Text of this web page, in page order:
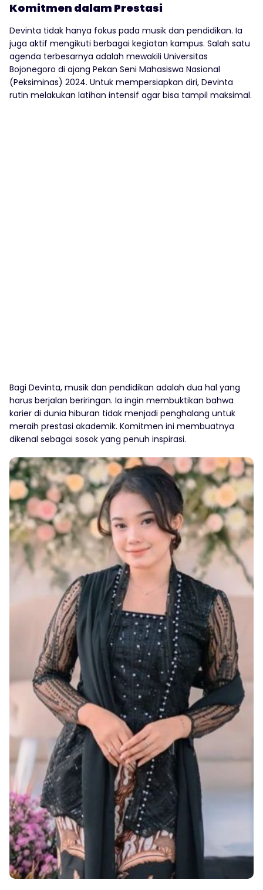
Komitmen dalam Prestasi
Devinta tidak hanya fokus pada musik dan pendidikan. Ia
juga aktif mengikuti berbagai kegiatan kampus. Salah satu
agenda terbesarnya adalah mewakili Universitas
Bojonegoro di ajang Pekan Seni Mahasiswa Nasional
(Peksiminas) 2024. Untuk mempersiapkan diri, Devinta
rutin melakukan latihan intensif agar bisa tampil maksimal.
Bagi Devinta, musik dan pendidikan adalah dua hal yang
harus berjalan beriringan. Ia ingin membuktikan bahwa
karier di dunia hiburan tidak menjadi penghalang untuk
meraih prestasi akademik. Komitmen ini membuatnya
dikenal sebagai sosok yang penuh inspirasi.